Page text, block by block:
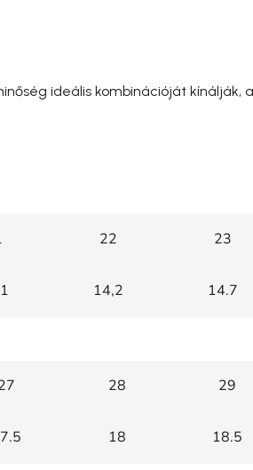
ideális kombinációját kínálják,
22 23
14,2 14.7
28 29
18 18.5